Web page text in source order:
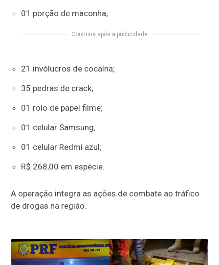
01 porção de maconha;
Continua após a publicidade
21 invólucros de cocaína;
35 pedras de crack;
01 rolo de papel filme;
01 celular Samsung;
01 celular Redmi azul;
R$ 268,00 em espécie.
A operação integra as ações de combate ao tráfico
de drogas na região.